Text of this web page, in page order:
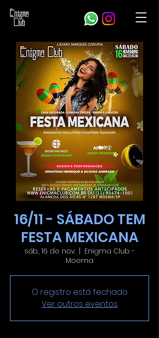
16/11 - SÁBADO TEM
FESTA MEXICANA
sáb., 16 de nov.
Enigma Club -
Moema
O registro está fechado
Ver outros eventos